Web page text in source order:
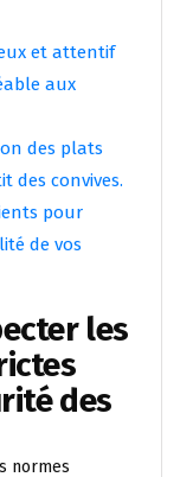
et attentif
aux
des plats
des convives.
pour
de vos
les
des
normes